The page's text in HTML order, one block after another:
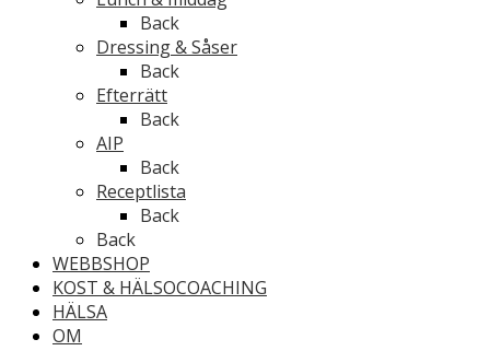
Back
Dressing & Såser
Back
Efterrätt
Back
AIP
Back
Receptlista
Back
Back
WEBBSHOP
KOST & HÄLSOCOACHING
HÄLSA
OM